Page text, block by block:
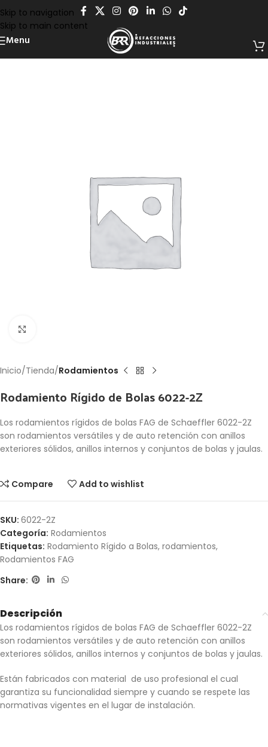
Skip to navigation
Skip to main content
Menu
Inicio Tienda Rodamientos
Rodamiento Rígido de Bolas 6022-2Z
Los rodamientos rígidos de bolas FAG de Schaeffler 6022-2Z
son rodamientos versátiles y de auto retención con anillos
exteriores sólidos, anillos internos y conjuntos de bolas y jaulas.
Compare Add to wishlist
SKU: 6022-2Z
Categoría: Rodamientos
Etiquetas: Rodamiento Rígido a Bolas, rodamientos,
Rodamientos FAG
Share:
Descripción
Los rodamientos rígidos de bolas FAG de Schaeffler 6022-2Z
son rodamientos versátiles y de auto retención con anillos
exteriores sólidos, anillos internos y conjuntos de bolas y jaulas.
Están fabricados con material de uso profesional el cual
garantiza su funcionalidad siempre y cuando se respete las
normativas vigentes en el lugar de instalación.